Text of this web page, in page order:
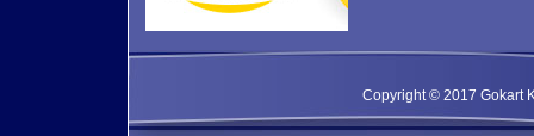
Copyright © 2017 Gokart